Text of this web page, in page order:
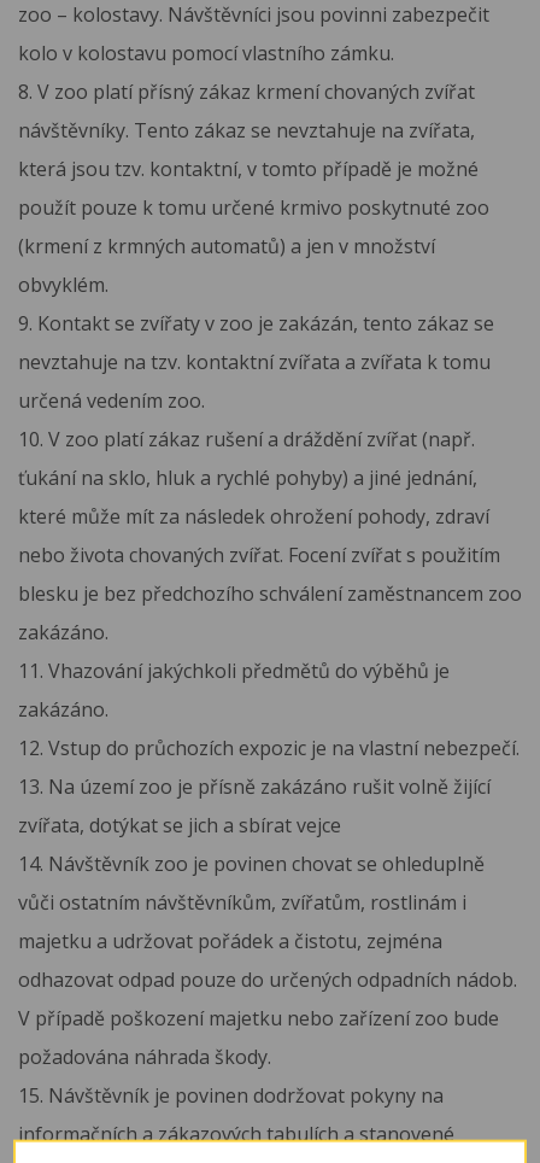
zoo – kolostavy. Návštěvníci jsou povinni zabezpečit
kolo v kolostavu pomocí vlastního zámku.
8. V zoo platí přísný zákaz krmení chovaných zvířat
návštěvníky. Tento zákaz se nevztahuje na zvířata,
která jsou tzv. kontaktní, v tomto případě je možné
použít pouze k tomu určené krmivo poskytnuté zoo
(krmení z krmných automatů) a jen v množství
obvyklém.
9. Kontakt se zvířaty v zoo je zakázán, tento zákaz se
nevztahuje na tzv. kontaktní zvířata a zvířata k tomu
určená vedením zoo.
10. V zoo platí zákaz rušení a dráždění zvířat (např.
ťukání na sklo, hluk a rychlé pohyby) a jiné jednání,
které může mít za následek ohrožení pohody, zdraví
nebo života chovaných zvířat. Focení zvířat s použitím
blesku je bez předchozího schválení zaměstnancem zoo
zakázáno.
11. Vhazování jakýchkoli předmětů do výběhů je
zakázáno.
12. Vstup do průchozích expozic je na vlastní nebezpečí.
13. Na území zoo je přísně zakázáno rušit volně žijící
zvířata, dotýkat se jich a sbírat vejce
14. Návštěvník zoo je povinen chovat se ohleduplně
vůči ostatním návštěvníkům, zvířatům, rostlinám i
majetku a udržovat pořádek a čistotu, zejména
odhazovat odpad pouze do určených odpadních nádob.
V případě poškození majetku nebo zařízení zoo bude
požadována náhrada škody.
15. Návštěvník je povinen dodržovat pokyny na
informačních a zákazových tabulích a stanovené